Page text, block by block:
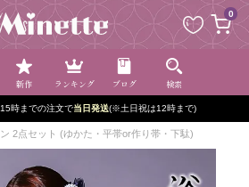
0
新作 ランキング ブログ 検索
時までの注文で当日発送(※土日祝は12時まで)
2点セット (ゆかた・平帯or作り帯・下駄)
ペー
ジト
ップ